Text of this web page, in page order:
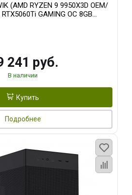
(AMD RYZEN 9 9950X3D OEM/
GAMING OC 8GB
1 ТБ SSD)
241 руб.
В наличии
Купить
Подробнее